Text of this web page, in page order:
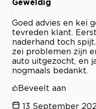
Geweldig
Goed advies en kei
tevreden klant.
naderhand toch
zei problemen zijn
auto uitgezocht, en
nogmaals bedankt.
Beveelt aan
13 September